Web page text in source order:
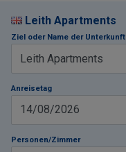
Leith Apartments
Ziel oder Name der Unterkunft
Anreisetag
14/08/2026
Personen/Zimmer